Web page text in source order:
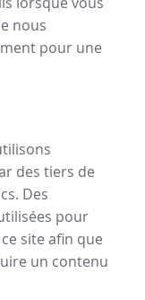
nous
pour une
des tiers de
Des
pour
site afin que
un contenu